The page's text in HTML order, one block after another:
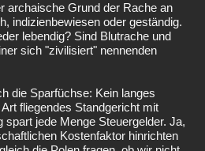
archaische Grund der Rache an
indizienbewiesen oder geständig.
lebendig? Sind Blutrache und
sich "zivilisiert" nennenden
die Sparfüchse: Kein langes
fliegendes Standgericht mit
jede Menge Steuergelder. Ja,
Kostenfaktor hinrichten